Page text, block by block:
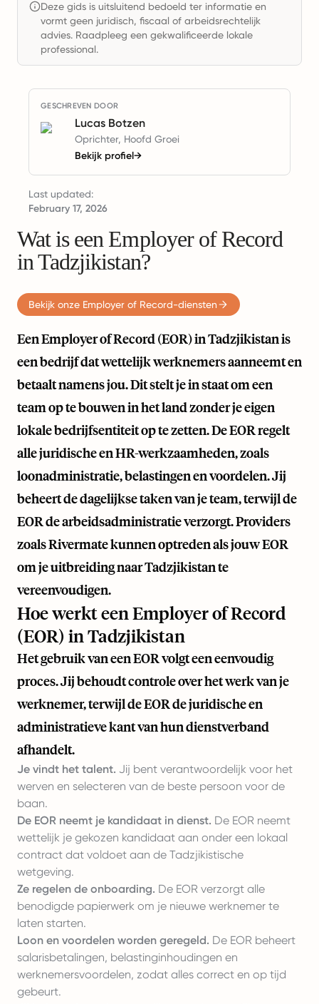
Deze gids is uitsluitend bedoeld ter informatie en
vormt geen juridisch, fiscaal of arbeidsrechtelijk
advies. Raadpleeg een gekwalificeerde lokale
professional.
GESCHREVEN DOOR
Lucas Botzen
Oprichter, Hoofd Groei
Bekijk profiel→
Last updated:
February 17, 2026
Wat is een Employer of Record
in Tadzjikistan?
Bekijk onze Employer of Record-diensten
Een Employer of Record (EOR) in Tadzjikistan is
een bedrijf dat wettelijk werknemers aanneemt en
betaalt namens jou. Dit stelt je in staat om een
team op te bouwen in het land zonder je eigen
lokale bedrijfsentiteit op te zetten. De EOR regelt
alle juridische en HR-werkzaamheden, zoals
loonadministratie, belastingen en voordelen. Jij
beheert de dagelijkse taken van je team, terwijl de
EOR de arbeidsadministratie verzorgt. Providers
zoalsRivermatekunnen optreden als jouw EOR
om je uitbreiding naar Tadzjikistan te
vereenvoudigen.
Hoe werkt een Employer of Record
(EOR) in Tadzjikistan
Het gebruik van een EOR volgt een eenvoudig
proces. Jij behoudt controle over het werk van je
werknemer, terwijl de EOR de juridische en
administratieve kant van hun dienstverband
afhandelt.
Je vindt het talent. Jij bent verantwoordelijk voor het
werven en selecteren van de beste persoon voor de
baan.
De EOR neemt je kandidaat in dienst. De EOR neemt
wettelijk je gekozen kandidaat aan onder een lokaal
contract dat voldoet aan de Tadzjikistische
wetgeving.
Ze regelen de onboarding. De EOR verzorgt alle
benodigde papierwerk om je nieuwe werknemer te
laten starten.
Loon en voordelen worden geregeld. De EOR beheert
salarisbetalingen, belastinginhoudingen en
werknemersvoordelen, zodat alles correct en op tijd
gebeurt.